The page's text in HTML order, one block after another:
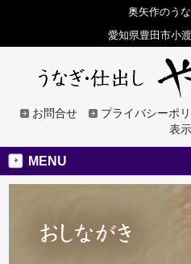
奥矢作のう
愛知県豊田市小
お問合せ プライバシーポ
表示
MENU